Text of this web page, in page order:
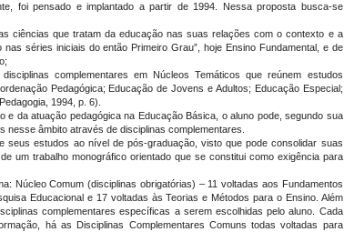
foi pensado e implantado a partir de 1994. Nessa proposta busca-se
ciências que tratam da educação nas suas relações com o contexto e a
séries iniciais do então Primeiro Grau”, hoje Ensino Fundamental, e de
complementares em Núcleos Temáticos que reúnem estudos
Pedagógica; Educação de Jovens e Adultos; Educação Especial;
1994, p. 6).
da atuação pedagógica na Educação Básica, o aluno pode, segundo sua
âmbito através de disciplinas complementares.
estudos ao nível de pós-graduação, visto que pode consolidar suas
um trabalho monográfico orientado que se constitui como exigência para
Núcleo Comum (disciplinas obrigatórias) – 11 voltadas aos Fundamentos
Educacional e 17 voltadas às Teorias e Métodos para o Ensino. Além
complementares específicas a serem escolhidas pelo aluno. Cada
há as Disciplinas Complementares Comuns todas voltadas para